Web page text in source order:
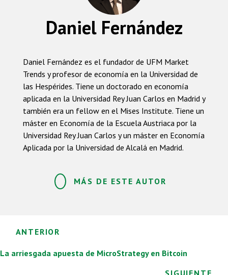
Daniel Fernández
Daniel Fernández es el fundador de UFM Market
Trends y profesor de economía en la Universidad de
las Hespérides. Tiene un doctorado en economía
aplicada en la Universidad Rey Juan Carlos en Madrid y
también era un fellow en el Mises Institute. Tiene un
máster en Economía de la Escuela Austriaca por la
Universidad Rey Juan Carlos y un máster en Economía
Aplicada por la Universidad de Alcalá en Madrid.
MÁS DE ESTE AUTOR
Posts
navigation
ANTERIOR
La arriesgada apuesta de MicroStrategy en Bitcoin